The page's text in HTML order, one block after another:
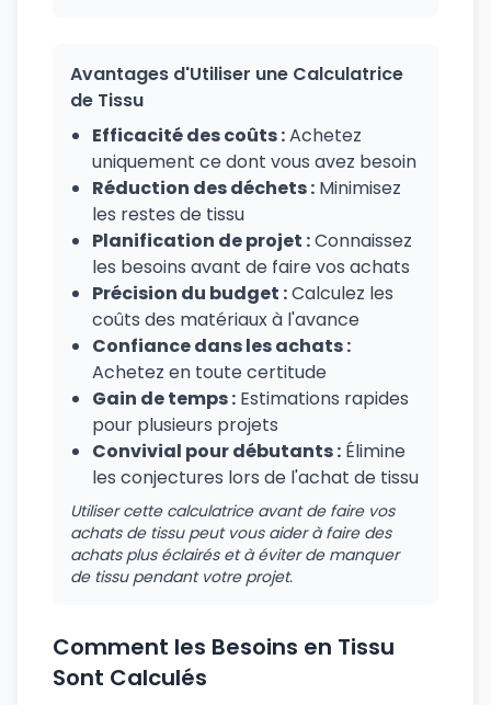
Avantages d'Utiliser une Calculatrice
de Tissu
Efficacité des coûts :Achetez
uniquement ce dont vous avez besoin
Réduction des déchets : Minimisez
les restes de tissu
Planification de projet :Connaissez
les besoins avant de faire vos achats
Précision du budget :Calculez les
coûts des matériaux à l'avance
Confiance dans les achats :
Achetez en toute certitude
Gain de temps : Estimations rapides
pour plusieurs projets
Convivial pour débutants : Élimine
les conjectures lors de l'achat de tissu
Utiliser cette calculatrice avant de faire vos
achats de tissu peut vous aider à faire des
achats plus éclairés et à éviter de manquer
de tissu pendant votre projet.
Comment les Besoins en Tissu
Sont Calculés